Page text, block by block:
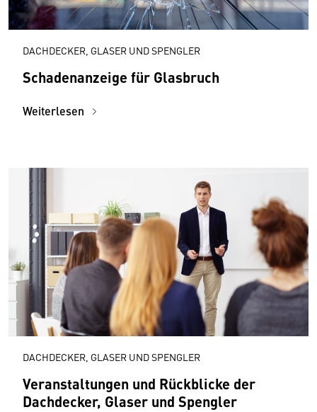
DACHDECKER, GLASER UND SPENGLER
Schadenanzeige für Glasbruch
Weiterlesen
DACHDECKER, GLASER UND SPENGLER
Veranstaltungen und Rückblicke der
Dachdecker, Glaser und Spengler